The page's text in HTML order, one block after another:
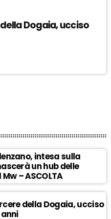
Dogaia, ucciso
intesa sulla
un hub delle
– ASCOLTA
della Dogaia, ucciso